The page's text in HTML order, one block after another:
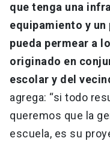
que tenga una
equipamiento y
pueda permear a
originado en
escolar y del
agrega: “si todo
queremos que la
escuela, es su